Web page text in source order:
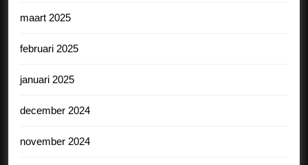
maart 2025
februari 2025
januari 2025
december 2024
november 2024